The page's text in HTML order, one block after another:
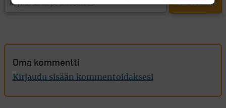
Oma kommentti
Kirjaudu sisään kommentoidaksesi